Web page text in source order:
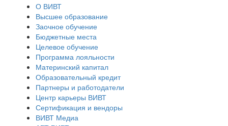
О ВИВТ
Высшее образование
Заочное обучение
Бюджетные места
Целевое обучение
Программа лояльности
Материнский капитал
Образовательный кредит
Партнеры и работодатели
Центр карьеры ВИВТ
Сертификация и вендоры
ВИВТ Медиа